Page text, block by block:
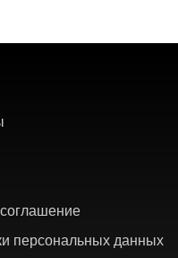
персональных данных